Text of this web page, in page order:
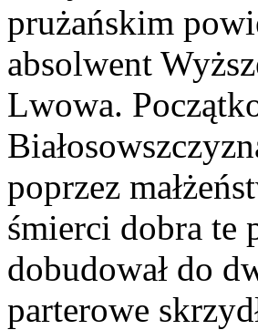
prużańskim
absolwent
Lwowa.
poprzez
śmierci dobra te
dobudował do
parterowe